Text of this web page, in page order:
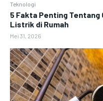
Teknologi
5 Fakta Penting Tentang
Listrik di Rumah
Mei 31, 2026